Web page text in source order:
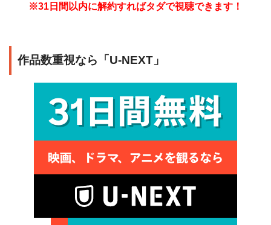
※31日間以内に解約すればタダで視聴できます！
作品数重視なら「U-NEXT」